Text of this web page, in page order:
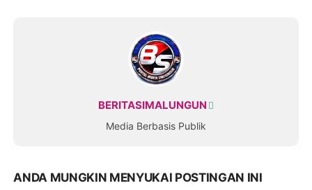
BERITASIMALUNGUN
Media Berbasis Publik
ANDA MUNGKIN MENYUKAI POSTINGAN INI